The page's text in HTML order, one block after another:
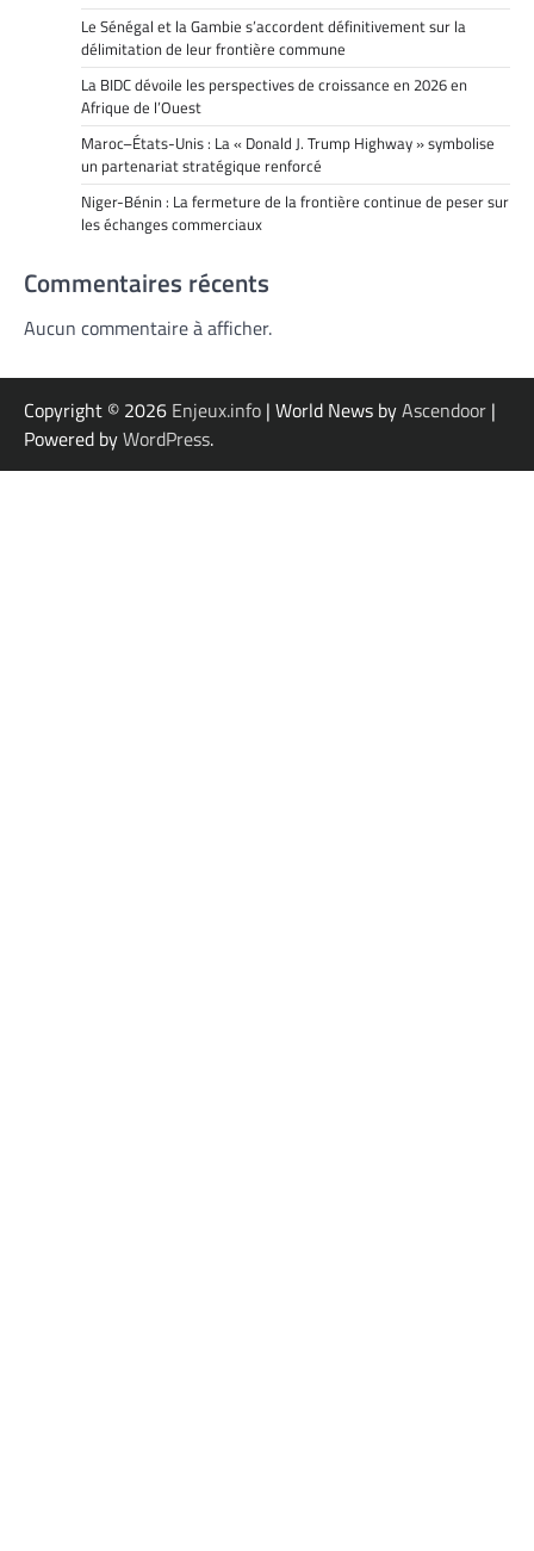
Le Sénégal et la Gambie s’accordent définitivement sur la
délimitation de leur frontière commune
La BIDC dévoile les perspectives de croissance en 2026 en
Afrique de l’Ouest
Maroc–États-Unis : La « Donald J. Trump Highway » symbolise
un partenariat stratégique renforcé
Niger-Bénin : La fermeture de la frontière continue de peser sur
les échanges commerciaux
Commentaires récents
Aucun commentaire à afficher.
Copyright © 2026 Enjeux.info | World News byAscendoor |
Powered byWordPress.